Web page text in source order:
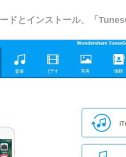
ドとインストール、「